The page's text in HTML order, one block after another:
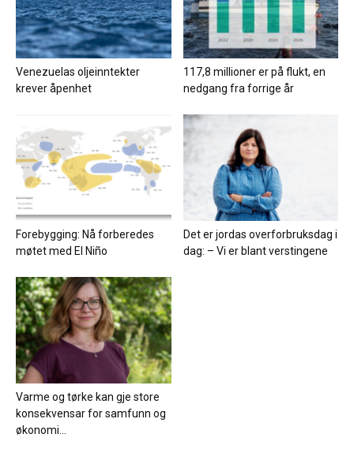
Venezuelas oljeinntekter
krever åpenhet
117,8 millioner er på flukt, en
nedgang fra forrige år
Forebygging: Nå forberedes
møtet med El Niño
Det er jordas overforbruksdag i
dag: – Vi er blant verstingene
Varme og tørke kan gje store
konsekvensar for samfunn og
økonomi...